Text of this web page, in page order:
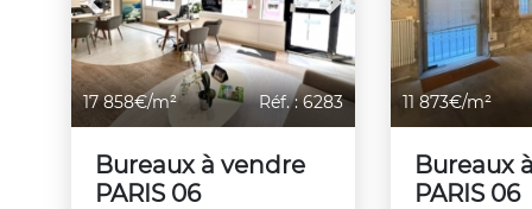
Previous Next
17 858€/m² Réf. : 6283
Bureaux à vendre
PARIS 06
11 873€/m²
Bureaux
PARIS 06